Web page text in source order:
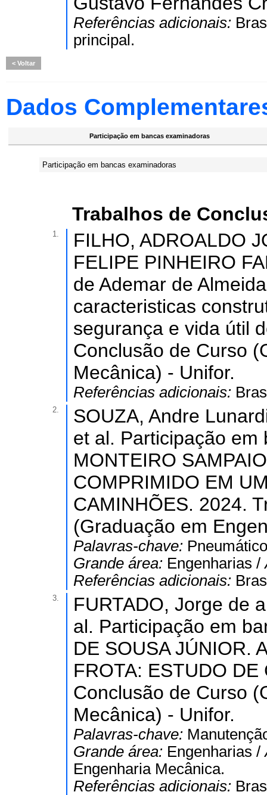
Referências adicionais:
principal.
Voltar
Dados
Participação em bancas examinadoras
Participação em bancas examinadoras
Trabalhos de
1.
FILHO, ADROALDO
FELIPE PINHEIRO
de Ademar de
caracteristicas
segurança e vida útil
Conclusão de Curso
Mecânica) - Unifor.
Referências adicionais:
2.
SOUZA, Andre
et al. Participação em
MONTEIRO
COMPRIMIDO EM
CAMINHÕES. 2024.
(Graduação em
Palavras-chave:
Grande área: Engenharias /
Referências adicionais:
3.
FURTADO, Jorge de
al. Participação em
DE SOUSA JÚNIOR.
FROTA: ESTUDO
Conclusão de Curso
Mecânica) - Unifor.
Palavras-chave:
Grande área: Engenharias /
Engenharia Mecânica.
Referências adicionais: